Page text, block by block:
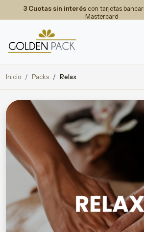
3 Cuotas sin interéscon tarjetas
Mastercard
Inicio Packs Relax